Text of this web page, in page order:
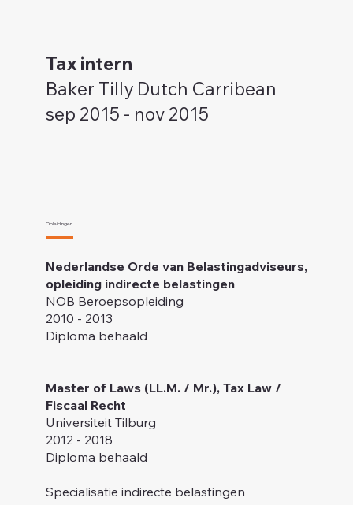
Tax intern
Baker Tilly Dutch Carribean
sep 2015 - nov 2015
Opleidingen
Nederlandse Orde van Belastingadviseurs,
opleiding indirecte belastingen
NOB Beroepsopleiding
2010 - 2013
Diploma behaald
Master of Laws (LL.M. / Mr.), Tax Law /
Fiscaal Recht
Universiteit Tilburg
2012 - 2018
Diploma behaald
Specialisatie indirecte belastingen